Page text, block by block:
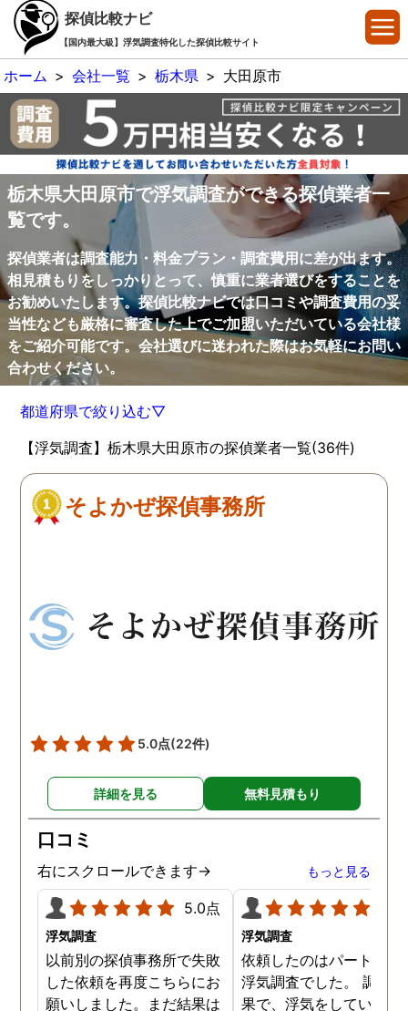
探偵比較ナビ
【国内最大級】浮気調査特化した探偵比較サイト
ホーム > 会社一覧 > 栃木県 > 大田原市
栃木県大田原市で浮気調査ができる探偵業者一
覧です。
探偵業者は調査能力・料金プラン・調査費用に差が出ます。
相見積もりをしっかりとって、慎重に業者選びをすることを
お勧めいたします。探偵比較ナビでは口コミや調査費用の妥
当性なども厳格に審査した上でご加盟いただいている会社様
をご紹介可能です。会社選びに迷われた際はお気軽にお問い
合わせください。
都道府県で絞り込む▽
【浮気調査】栃木県大田原市の探偵業者一覧(36件)
そよかぜ探偵事務所
5.0点(22件)
詳細を見る 無料見積もり
口コミ
右にスクロールできます→ もっと見る
5.0点
浮気調査
以前別の探偵事務所で失敗
した依頼を再度こちらにお
願いしました。まだ結果は
浮気調査
依頼したのはパートナー
浮気調査でした。 調査
果で、浮気をしていなか